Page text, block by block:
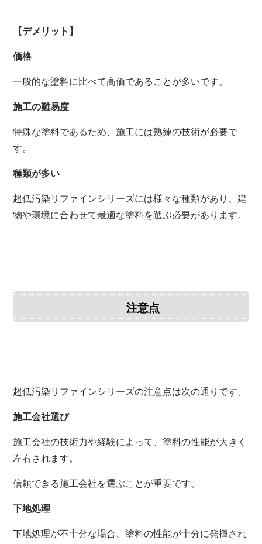
【デメリット】
価格
一般的な塗料に比べて高価であることが多いです。
施工の難易度
特殊な塗料であるため、施工には熟練の技術が必要で
す。
種類が多い
超低汚染リファインシリーズには様々な種類があり、建
物や環境に合わせて最適な塗料を選ぶ必要があります。
注意点
超低汚染リファインシリーズの注意点は次の通りです。
施工会社選び
施工会社の技術力や経験によって、塗料の性能が大きく
左右されます。
信頼できる施工会社を選ぶことが重要です。
下地処理
下地処理が不十分な場合、塗料の性能が十分に発揮され